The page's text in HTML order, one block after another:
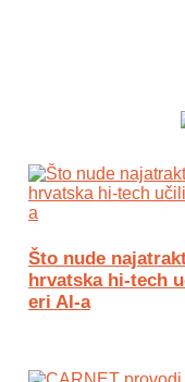
Što nude
hrvatska hi-tech
eri AI-a